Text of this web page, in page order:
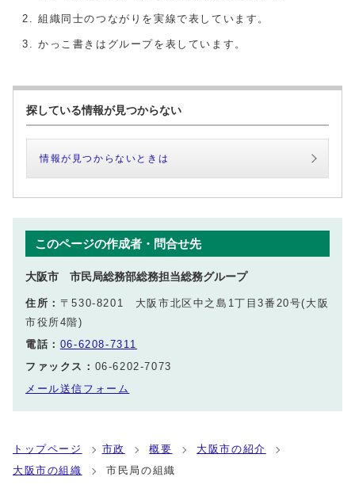
組織同士のつながりを実線で表しています。
かっこ書きはグループを表しています。
探している情報が見つからない
情報が見つからないときは
このページの作成者・問合せ先
大阪市 市民局総務部総務担当総務グループ
住所： 〒530-8201 大阪市北区中之島1丁目3番20号(大阪
市役所4階)
電話： 06-6208-7311
ファックス： 06-6202-7073
メール送信フォーム
トップページ 市政 概要
大阪市の紹介
大阪市の組織
市民局の組織